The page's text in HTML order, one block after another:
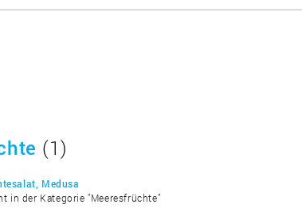
(1)
Medusa
in der Kategorie "Meeresfrüchte"